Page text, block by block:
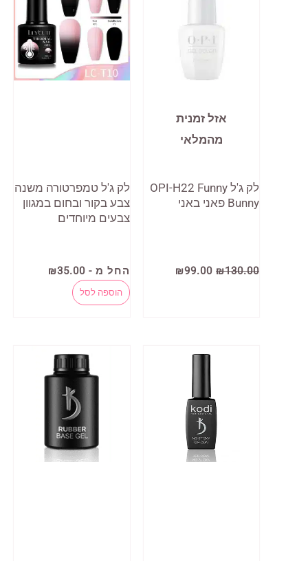
אזל זמנית
מהמלאי
לק ג'ל OPI-H22 Funny
Bunny פאני באני
₪130.00
המחיר
המקורי
₪99.00
לק ג'ל טמפרטורה משנה
צבע בקור ובחום במגוון
צבעים מיוחדים
החל מ - ₪35.00
הוספה לסל
למוצר
מספר
סוגים.
ניתן
לבחור
את
האפשרויות